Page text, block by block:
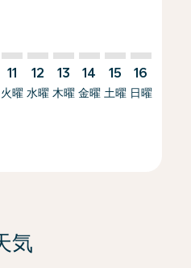
11
火曜
12
水曜
13
木曜
14
金曜
15
土曜
16
日曜
気